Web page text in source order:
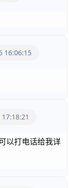
16:06:15
以打电话给我详